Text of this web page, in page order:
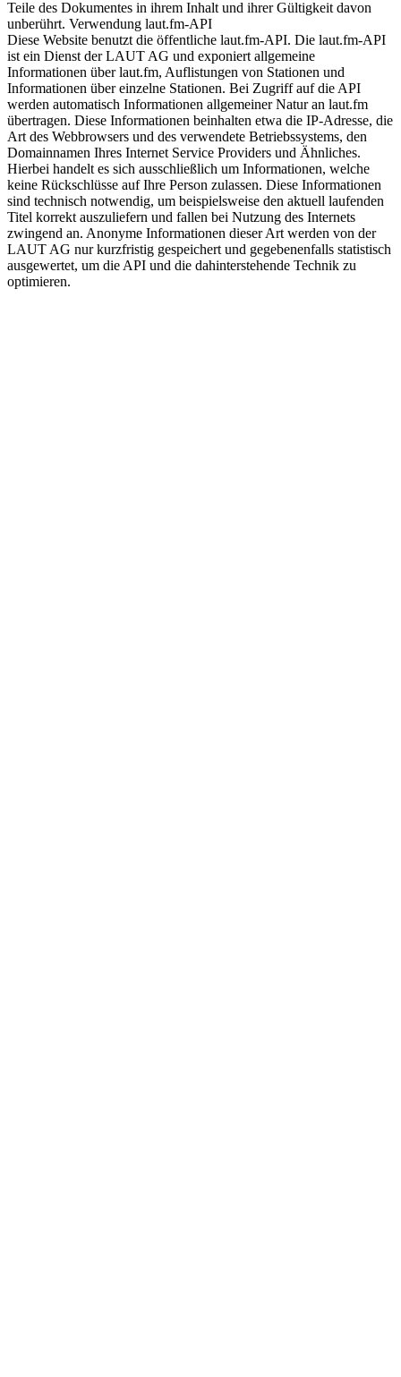
Teile des Dokumentes in ihrem Inhalt und ihrer Gültigkeit davon
unberührt. Verwendung laut.fm-API
Diese Website benutzt die öffentliche laut.fm-API. Die laut.fm-API
ist ein Dienst der LAUT AG und exponiert allgemeine
Informationen über laut.fm, Auflistungen von Stationen und
Informationen über einzelne Stationen. Bei Zugriff auf die API
werden automatisch Informationen allgemeiner Natur an laut.fm
übertragen. Diese Informationen beinhalten etwa die IP-Adresse, die
Art des Webbrowsers und des verwendete Betriebssystems, den
Domainnamen Ihres Internet Service Providers und Ähnliches.
Hierbei handelt es sich ausschließlich um Informationen, welche
keine Rückschlüsse auf Ihre Person zulassen. Diese Informationen
sind technisch notwendig, um beispielsweise den aktuell laufenden
Titel korrekt auszuliefern und fallen bei Nutzung des Internets
zwingend an. Anonyme Informationen dieser Art werden von der
LAUT AG nur kurzfristig gespeichert und gegebenenfalls statistisch
ausgewertet, um die API und die dahinterstehende Technik zu
optimieren.